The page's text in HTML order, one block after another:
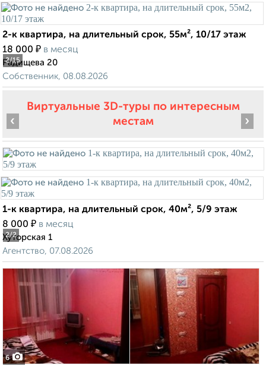
2/15
2-к квартира, на длительный срок, 55м², 10/17 этаж
18 000 ₽ в месяц
Радищева 20
Собственник, 08.08.2026
Виртуальные 3D-туры по интересным
местам
2/2
‹ ›
1-к квартира, на длительный срок, 40м², 5/9 этаж
8 000 ₽ в месяц
Хуторская 1
Агентство, 07.08.2026
6